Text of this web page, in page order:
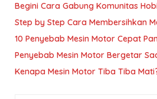
Begini Cara Gabung Komunitas
Step by Step Cara Membersihkan
10 Penyebab Mesin Motor Cepat
Penyebab Mesin Motor Bergetar
Kenapa Mesin Motor Tiba Tiba